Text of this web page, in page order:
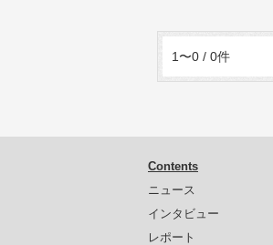
1〜0 / 0件
Contents
ニュース
インタビュー
レポート